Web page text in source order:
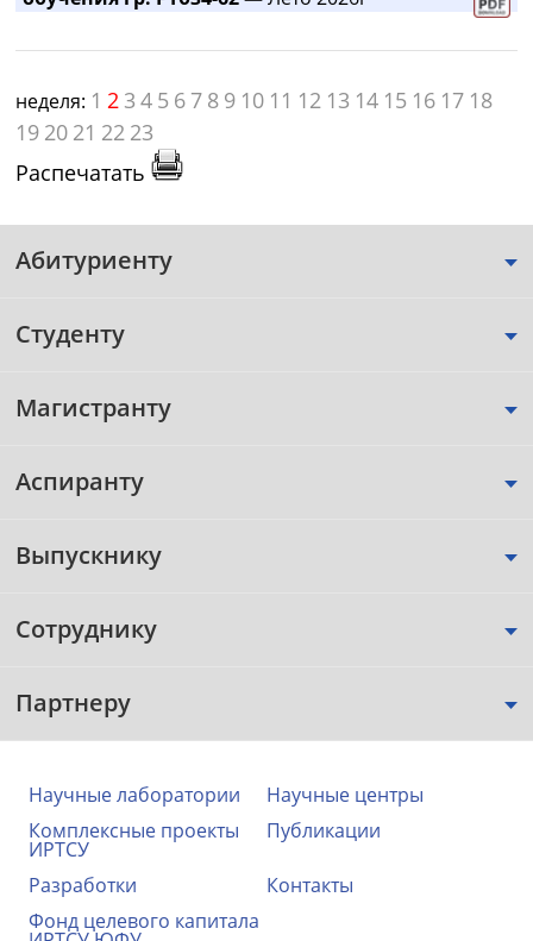
неделя: 1 2 3 4 5 6 7 8 9 10 11 12 13 14 15 16 17 18
19 20 21 22 23
Распечатать
Абитуриенту
Студенту
Магистранту
Аспиранту
Выпускнику
Сотруднику
Партнеру
Научные лаборатории
Научные центры
Комплексные проекты
ИРТСУ
Публикации
Разработки
Контакты
Фонд целевого капитала